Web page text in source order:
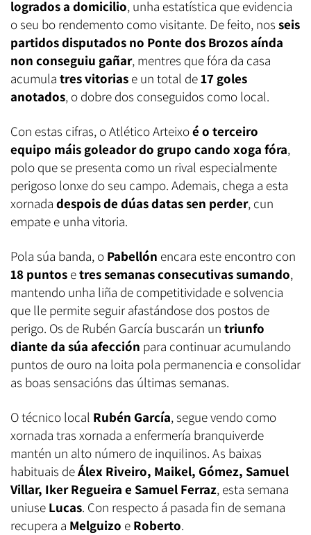
logrados a domicilio, unha estatística que evidencia
o seu bo rendemento como visitante. De feito, nos seis
partidos disputados no Ponte dos Brozos aínda
non conseguiu gañar, mentres que fóra da casa
acumula tres vitorias e un total de17 goles
anotados, o dobre dos conseguidos como local.
Con estas cifras, o Atlético Arteixoé o terceiro
equipo máis goleador do grupo cando xoga fóra,
polo que se presenta como un rival especialmente
perigoso lonxe do seu campo. Ademais, chega a esta
xornada despois de dúas datas sen perder, cun
empate e unha vitoria.
Pola súa banda, o Pabellón encara este encontro con
18 puntos etres semanas consecutivas sumando,
mantendo unha liña de competitividade e solvencia
que lle permite seguir afastándose dos postos de
perigo. Os de Rubén García buscarán un triunfo
diante da súa afección para continuar acumulando
puntos de ouro na loita pola permanencia e consolidar
as boas sensacións das últimas semanas.
O técnico local Rubén García, segue vendo como
xornada tras xornada a enfermería branquiverde
mantén un alto número de inquilinos. As baixas
habituais deÁlex Riveiro, Maikel, Gómez, Samuel
Villar, Iker Regueira e Samuel Ferraz, esta semana
uniuse Lucas. Con respecto á pasada fin de semana
recupera a Melguizo e Roberto.